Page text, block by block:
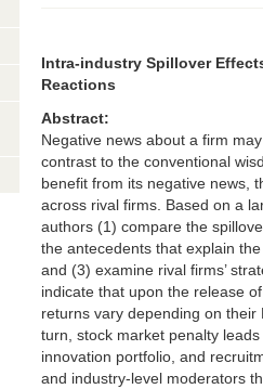
Intra-industry Spillover
Reactions
Abstract:
Negative news about a firm
contrast to the conventional
benefit from its negative news,
across rival firms. Based on a
authors (1) compare the
the antecedents that explain
and (3) examine rival firms’
indicate that upon the release
returns vary depending on
turn, stock market penalty
innovation portfolio, and
and industry-level moderators